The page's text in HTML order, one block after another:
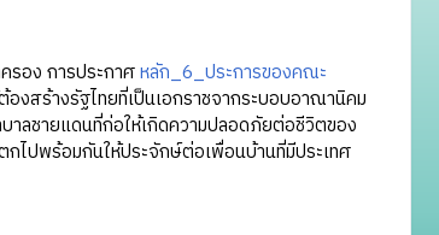
อง การประกาศหลัก_6_ประการของคณะ
งสร้างรัฐไทยที่เป็นเอกราชจากระบอบอาณานิคม
าลชายแดนที่ก่อให้เกิดความปลอดภัยต่อชีวิตของ
ไปพร้อมกันให้ประจักษ์ต่อเพื่อนบ้านที่มีประเทศ